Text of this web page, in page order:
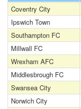
Coventry City
Ipswich Town
Southampton FC
Millwall FC
Wrexham AFC
Middlesbrough FC
Swansea City
Norwich City